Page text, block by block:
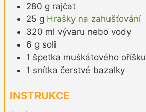
280 g rajčat
25 g Hrašky na zahušťování
320 ml vývaru nebo vody
6 g soli
1 špetka muškátového oříšku
1 snítka čerstvé bazalky
INSTRUKCE